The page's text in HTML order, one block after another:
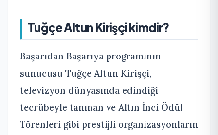
Tuğçe Altun Kirişçi kimdir?
Başarıdan Başarıya programının
sunucusu Tuğçe Altun Kirişçi,
televizyon dünyasında edindiği
tecrübeyle tanınan ve Altın İnci Ödül
Törenleri gibi prestijli organizasyonların